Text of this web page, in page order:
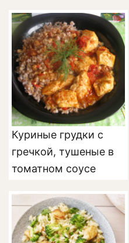
Куриные грудки с
гречкой, тушеные в
томатном соусе